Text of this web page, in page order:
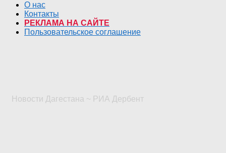
О нас
Контакты
РЕКЛАМА НА САЙТЕ
Пользовательское соглашение
Новости Дагестана ~ РИА Дербент